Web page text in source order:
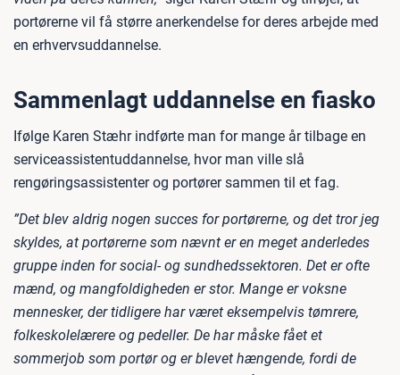
portørerne vil få større anerkendelse for deres arbejde med
en erhvervsuddannelse.
Sammenlagt uddannelse en fiasko
Ifølge Karen Stæhr indførte man for mange år tilbage en
serviceassistentuddannelse, hvor man ville slå
rengøringsassistenter og portører sammen til et fag.
”Det blev aldrig nogen succes for portørerne, og det tror jeg
skyldes, at portørerne som nævnt er en meget anderledes
gruppe inden for social- og sundhedssektoren. Det er ofte
mænd, og mangfoldigheden er stor. Mange er voksne
mennesker, der tidligere har været eksempelvis tømrere,
folkeskolelærere og pedeller. De har måske fået et
sommerjob som portør og er blevet hængende, fordi de